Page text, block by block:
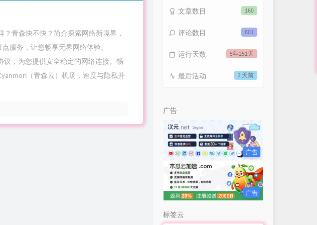
青森快不快？简介探索网络新境界，
服务，让您畅享无界网络体验。
，为您提供安全稳定的网络连接。畅
（青森云）机场，速度与隐私并
160
文章数目
601
评论数目
5年251天
运行天数
2 天前
最后活动
广告
广告
广告
标签云